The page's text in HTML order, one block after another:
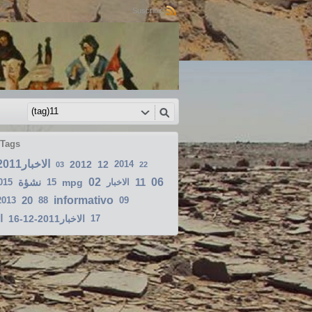
Suscribir:
الاخبار2011-01-10 03 2012 12 2014 22
نشؤة 15 mpg 02 الاخبار 11 06
20 88 informativo 09
الاخبار2011-12-16 17